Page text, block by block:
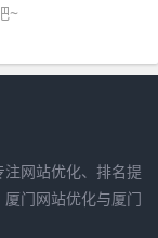
~
网站优化、排名提
门网站优化与厦门